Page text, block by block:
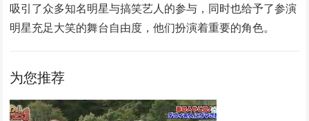
吸引了众多知名明星与搞笑艺人的参与，同时也给予了参演
明星充足大笑的舞台自由度，他们扮演着重要的角色。
为您推荐